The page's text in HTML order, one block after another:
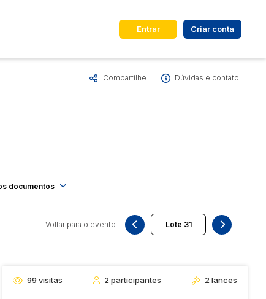
Cidade
Entrar Criar conta
Compartilhe Dúvidas e contato
documentos
Voltar para o evento
99 visitas 2 participantes 2 lances